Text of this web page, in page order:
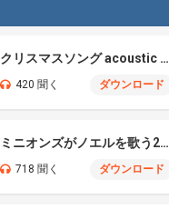
クリスマスソング acoustic cover
420 聞く ダウンロード
ミニオンズがノエルを歌う2025
718 聞く ダウンロード